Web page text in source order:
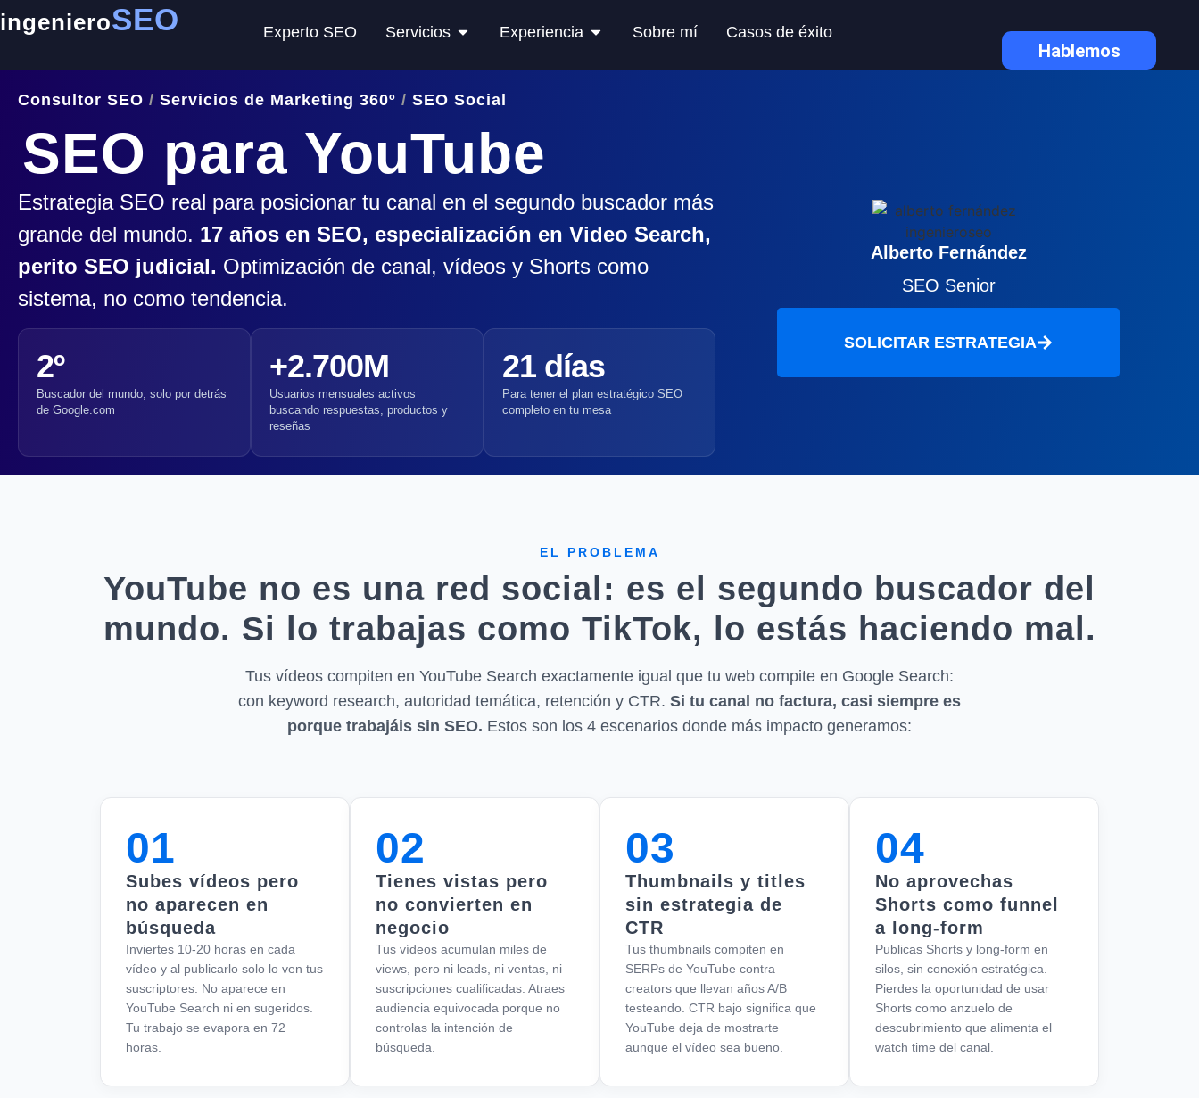
ingenieroSEO Experto SEO Servicios Experiencia Sobre mí Casos de éxito
Hablemos
Consultor SEO / Servicios de Marketing 360º / SEO Social
SEO para YouTube
Estrategia SEO real para posicionar tu canal en el segundo buscador más
grande del mundo. 17 años en SEO, especialización en Video Search,
perito SEO judicial. Optimización de canal, vídeos y Shorts como
sistema, no como tendencia.
2º
Buscador del mundo, solo por detrás
de Google.com
+2.700M
Usuarios mensuales activos
buscando respuestas, productos y
reseñas
21 días
Para tener el plan estratégico SEO
completo en tu mesa
Alberto Fernández
SEO Senior
SOLICITAR ESTRATEGIA
EL PROBLEMA
YouTube no es una red social: es el segundo buscador del
mundo. Si lo trabajas como TikTok, lo estás haciendo mal.
Tus vídeos compiten en YouTube Search exactamente igual que tu web compite en Google Search:
con keyword research, autoridad temática, retención y CTR. Si tu canal no factura, casi siempre es
porque trabajáis sin SEO. Estos son los 4 escenarios donde más impacto generamos:
01
Subes vídeos pero
no aparecen en
búsqueda
Inviertes 10-20 horas en cada
vídeo y al publicarlo solo lo ven tus
suscriptores. No aparece en
YouTube Search ni en sugeridos.
Tu trabajo se evapora en 72
horas.
02
Tienes vistas pero
no convierten en
negocio
Tus vídeos acumulan miles de
views, pero ni leads, ni ventas, ni
suscripciones cualificadas. Atraes
audiencia equivocada porque no
controlas la intención de
búsqueda.
03
Thumbnails y titles
sin estrategia de
CTR
Tus thumbnails compiten en
SERPs de YouTube contra
creators que llevan años A/B
testeando. CTR bajo significa que
YouTube deja de mostrarte
aunque el vídeo sea bueno.
04
No aprovechas
Shorts como funnel
a long-form
Publicas Shorts y long-form en
silos, sin conexión estratégica.
Pierdes la oportunidad de usar
Shorts como anzuelo de
descubrimiento que alimenta el
watch time del canal.